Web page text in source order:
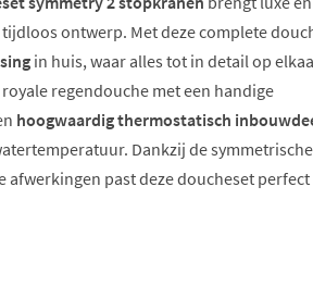
ontwerp. Met deze complete
in huis, waar alles tot in detail op
regendouche met een handige
hoogwaardig thermostatisch
Dankzij de symmetrische
afwerkingen past deze doucheset